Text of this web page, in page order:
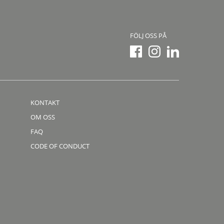
FÖLJ OSS PÅ
KONTAKT
OM OSS
FAQ
CODE OF CONDUCT